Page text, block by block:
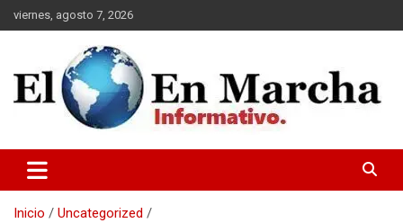
Saltar
al
viernes, agosto 7, 2026
elmundoenmarcha.net
Inicio
Uncategorized